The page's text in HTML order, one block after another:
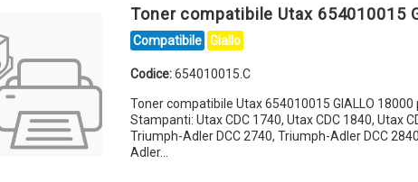
Toner compatibile Utax 654010015
Compatibile Giallo
Codice:654010015.C
Toner compatibile Utax 654010015 GIALLO 18000
Stampanti: Utax CDC 1740, Utax CDC 1840, Utax
Triumph-Adler DCC 2740, Triumph-Adler DCC
Adler…